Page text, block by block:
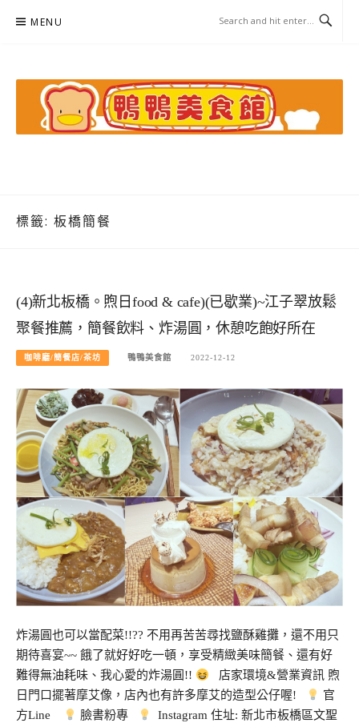
MENU
標籤: 板橋簡餐
(4)新北板橋。煦日food & cafe)(已歇業)~江子翠放鬆
聚餐推薦，簡餐飲料、炸湯圓，休憩吃飽好所在
咖啡廳/簡餐店/茶坊 鴨鴨美食館 2022-12-12
炸湯圓也可以當配菜!!?? 不用再苦苦尋找鹽酥雞攤，還不用只
期待喜宴~~ 餓了就好好吃一頓，享受精緻美味簡餐、還有好
難得無油耗味、我心愛的炸湯圓!!
店家環境&營業資訊 煦
日門口擺著摩艾像，店內也有許多摩艾的造型公仔喔!
官
方Line
臉書粉專
Instagram 住址: 新北市板橋區文聖